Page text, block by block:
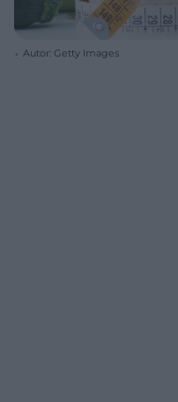
Autor: Getty Images